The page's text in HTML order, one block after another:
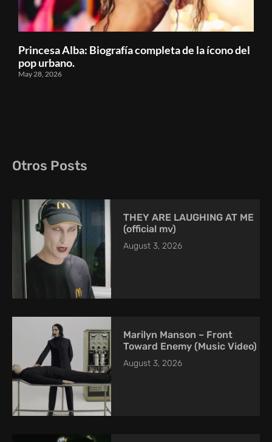
Princesa Alba: Biografía completa de la ícono del
pop urbano.
May 28, 2026
Otros Posts
THEY ARE LAUGHING AT ME
(official mv)
August 3, 2026
Marilyn Manson – Front
Toward Enemy (Music Video)
August 3, 2026